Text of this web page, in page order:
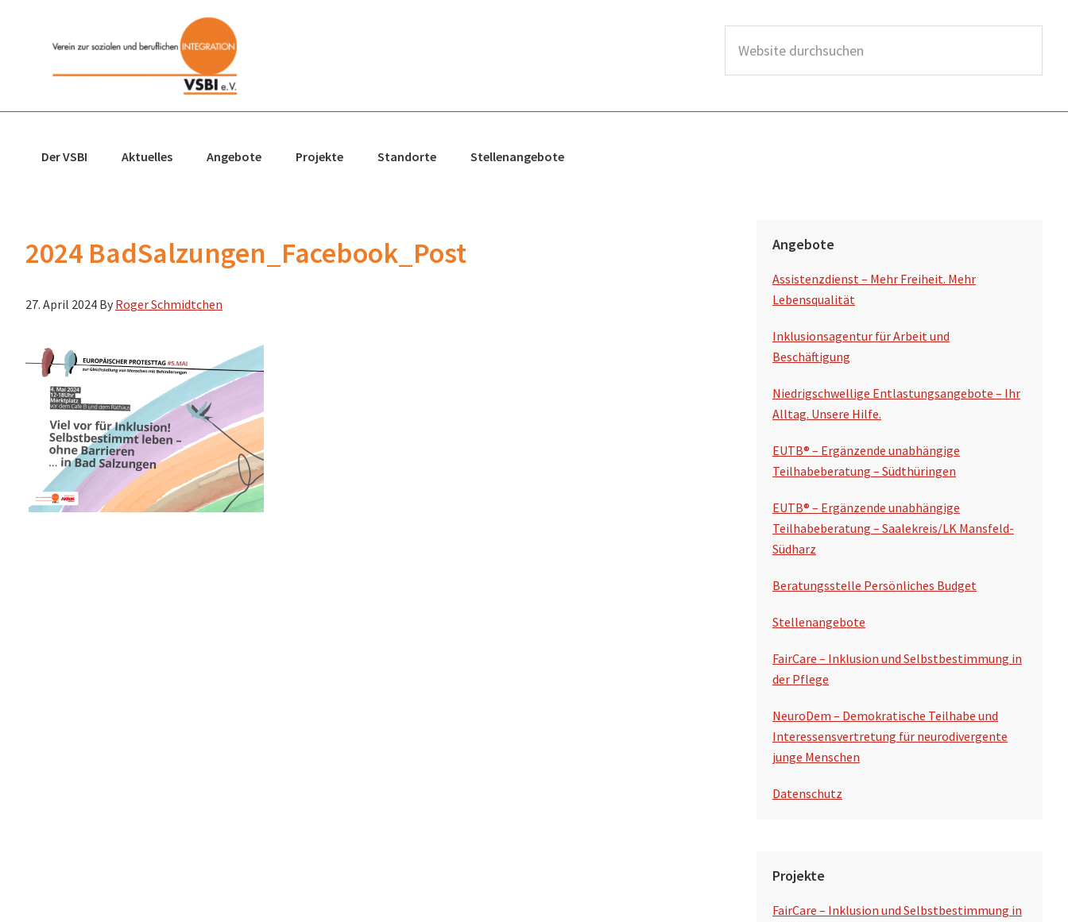
Hauptnavigation
Seitenspalte
Fußzeile
s
Der VSBI Aktuelles Angebote Projekte Standorte Stellenangebote
2024 BadSalzungen_Facebook_Post
27. April 2024 By Roger Schmidtchen
Angebote
Assistenzdienst – Mehr Freiheit. Mehr
Lebensqualität
Inklusionsagentur für Arbeit und
Beschäftigung
Niedrigschwellige Entlastungsangebote – Ihr
Alltag. Unsere Hilfe.
EUTB® – Ergänzende unabhängige
Teilhabeberatung – Südthüringen
EUTB® – Ergänzende unabhängige
Teilhabeberatung – Saalekreis/LK Mansfeld-
Südharz
Beratungsstelle Persönliches Budget
Stellenangebote
FairCare – Inklusion und Selbstbestimmung in
der Pflege
NeuroDem – Demokratische Teilhabe und
Interessensvertretung für neurodivergente
junge Menschen
Datenschutz
Projekte
FairCare – Inklusion und Selbstbestimmung in